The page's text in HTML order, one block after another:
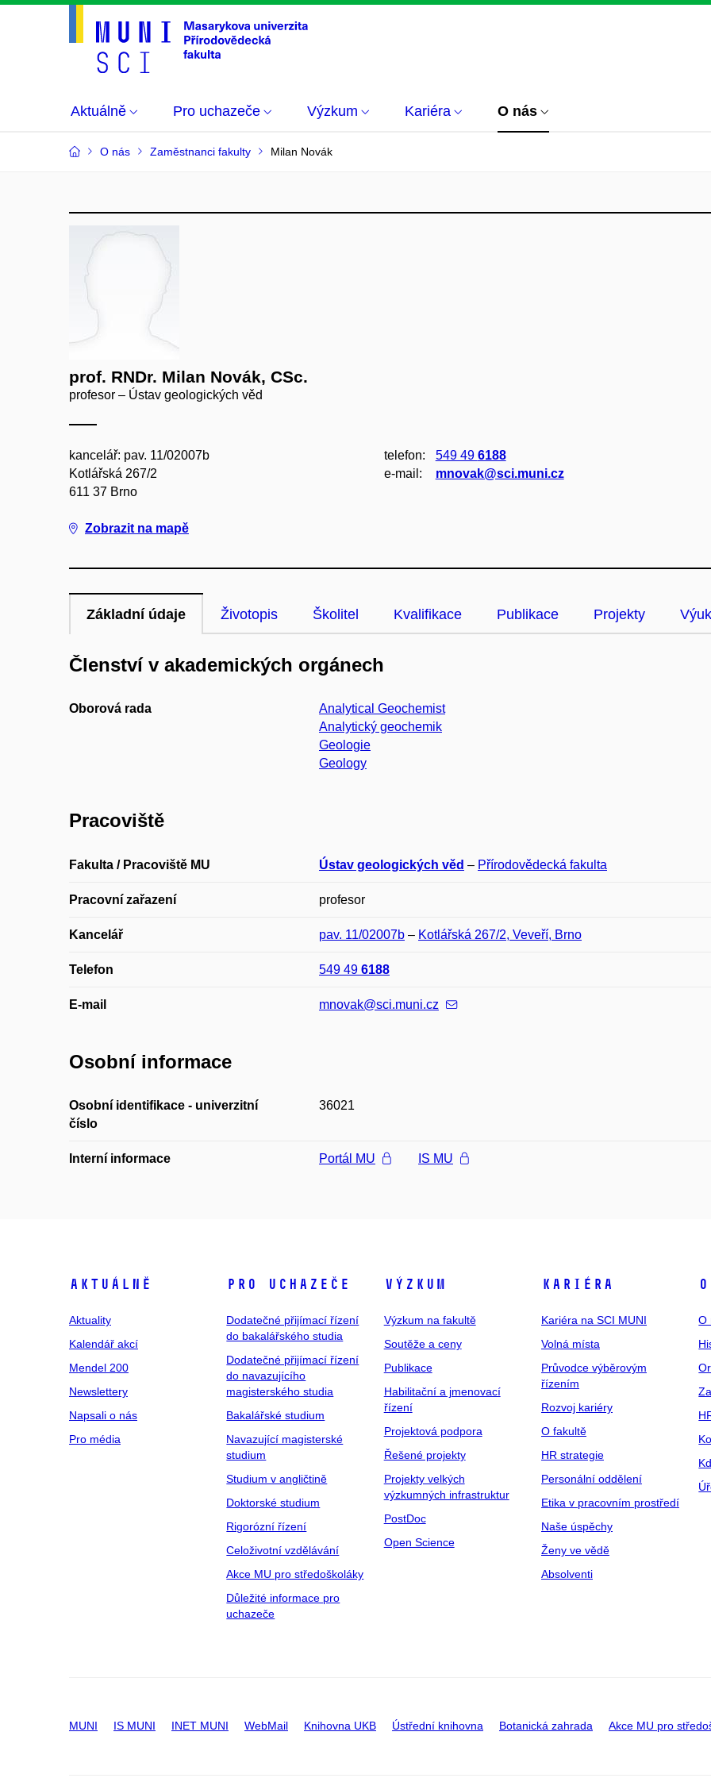
Aktuálně Pro uchazeče Výzkum Kariéra O nás
O nás Zaměstnanci fakulty Milan Novák
prof. RNDr. Milan Novák, CSc.
profesor – Ústav geologických věd
kancelář: pav. 11/02007b
Kotlářská 267/2
611 37 Brno
Zobrazit na mapě
telefon: 549 49 6188
e‑mail:
mnovak@sci.muni.cz
Základní údaje Životopis Školitel Kvalifikace Publikace Projekty
Členství v akademických orgánech
Oborová rada
Analytical Geochemist
Analytický geochemik
Geologie
Geology
Pracoviště
Fakulta / Pracoviště MU Ústav geologických věd – Přírodovědecká fakulta
Pracovní zařazení profesor
Kancelář pav. 11/02007b – Kotlářská 267/2, Veveří, Brno
Telefon 549 49 6188
E-mail mnovak@sci.muni.cz
Osobní informace
Osobní identifikace - univerzitní
číslo
36021
Interní informace Portál MU IS MU
Aktuálně
Aktuality
Kalendář akcí
Mendel 200
Newslettery
Napsali o nás
Pro média
Pro uchazeče
Dodatečné přijímací řízení
do bakalářského studia
Dodatečné přijímací řízení
do navazujícího
magisterského studia
Bakalářské studium
Navazující magisterské
studium
Studium v angličtině
Doktorské studium
Rigorózní řízení
Celoživotní vzdělávání
Akce MU pro středoškoláky
Důležité informace pro
uchazeče
Výzkum
Výzkum na fakultě
Soutěže a ceny
Publikace
Habilitační a jmenovací
řízení
Projektová podpora
Řešené projekty
Projekty velkých
výzkumných infrastruktur
PostDoc
Open Science
Kariéra
Kariéra na SCI MUNI
Volná místa
Průvodce výběrovým
řízením
Rozvoj kariéry
O fakultě
HR strategie
Personální oddělení
Etika v pracovním prostředí
Naše úspěchy
Ženy ve vědě
Absolventi
O
MUNI IS MUNI INET MUNI WebMail Knihovna UKB Ústřední knihovna Botanická zahrada Akce MU pro